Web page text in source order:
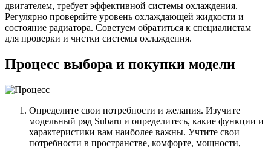
двигателем, требует эффективной системы охлаждения.
Регулярно проверяйте уровень охлаждающей жидкости и
состояние радиатора. Советуем обратиться к специалистам
для проверки и чистки системы охлаждения.
Процесс выбора и покупки модели
Определите свои потребности и желания. Изучите
модельный ряд Subaru и определитесь, какие функции и
характеристики вам наиболее важны. Учтите свои
потребности в пространстве, комфорте, мощности,